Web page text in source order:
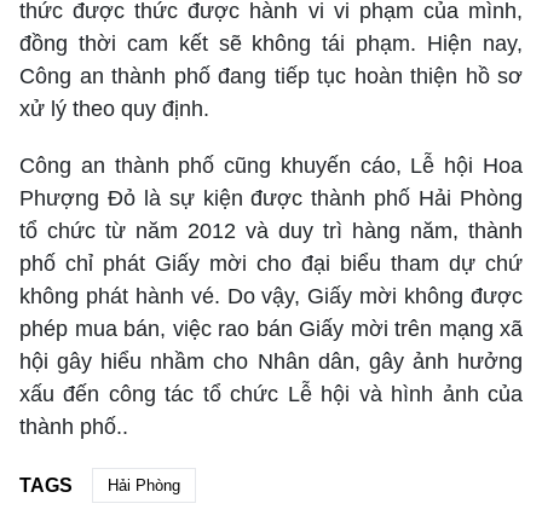
thức được thức được hành vi vi phạm của mình,
đồng thời cam kết sẽ không tái phạm. Hiện nay,
Công an thành phố đang tiếp tục hoàn thiện hồ sơ
xử lý theo quy định.
Công an thành phố cũng khuyến cáo, Lễ hội Hoa
Phượng Đỏ là sự kiện được thành phố Hải Phòng
tổ chức từ năm 2012 và duy trì hàng năm, thành
phố chỉ phát Giấy mời cho đại biểu tham dự chứ
không phát hành vé. Do vậy, Giấy mời không được
phép mua bán, việc rao bán Giấy mời trên mạng xã
hội gây hiểu nhầm cho Nhân dân, gây ảnh hưởng
xấu đến công tác tổ chức Lễ hội và hình ảnh của
thành phố..
TAGS Hải Phòng